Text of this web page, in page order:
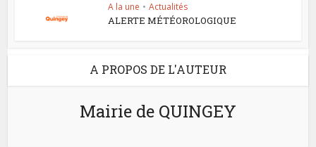
A la une • Actualités
ALERTE MÉTÉOROLOGIQUE
A PROPOS DE L'AUTEUR
Mairie de QUINGEY